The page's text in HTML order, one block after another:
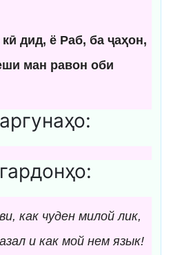
дид, ё Раб, ба ҷаҳон,
ман равон оби
как чуден милой лик,
и как мой нем язык!